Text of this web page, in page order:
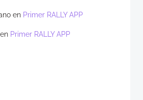
en Primer RALLY APP
en Primer RALLY APP